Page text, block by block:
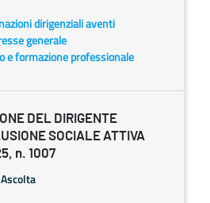
dirigenziali aventi
generale
e formazione professionale
DEL DIRIGENTE
SOCIALE ATTIVA
n. 1007
Ascolta